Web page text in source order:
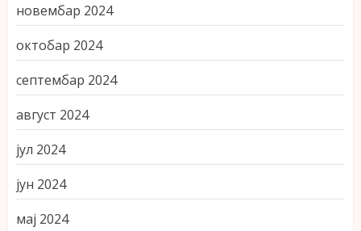
новембар 2024
октобар 2024
септембар 2024
август 2024
јул 2024
јун 2024
мај 2024